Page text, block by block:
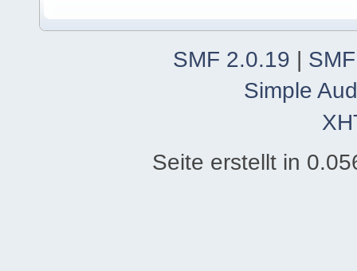
SMF 2.0.19 |
Simple
Seite erstellt in